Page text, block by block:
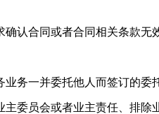
合同或者合同相关条款无
务一并委托他人而签订的委
委员会或者业主责任、排除